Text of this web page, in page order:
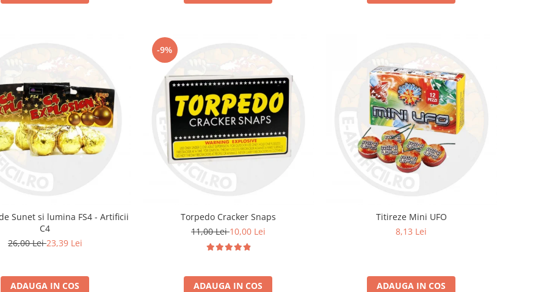
Sunet si lumina FS4 - Artificii
C4
26,00 Lei23,39 Lei
ADAUGA IN COS
-9%
Torpedo Cracker Snaps
11,00 Lei10,00 Lei
ADAUGA IN COS
Titireze Mini UFO
8,13 Lei
ADAUGA IN COS